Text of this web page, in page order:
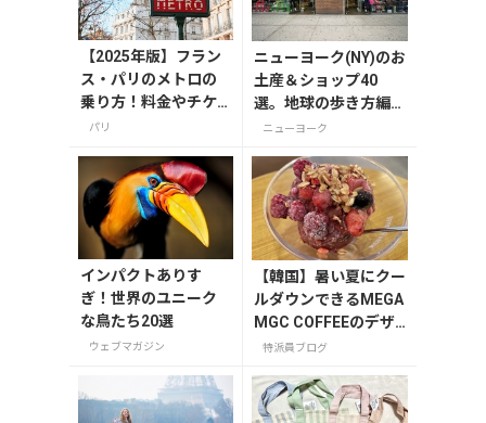
【2025年版】フラン
ス・パリのメトロの
乗り方！料金やチケ
ットの種類、注意点
パリ
ニューヨーク(NY)のお
土産＆ショップ40
選。地球の歩き方編集
者セレクト！
ニューヨーク
インパクトありす
ぎ！世界のユニーク
な鳥たち20選
ウェブマガジン
【韓国】暑い夏にクー
ルダウンできるMEGA
MGC COFFEEのデザ
ート
特派員ブログ